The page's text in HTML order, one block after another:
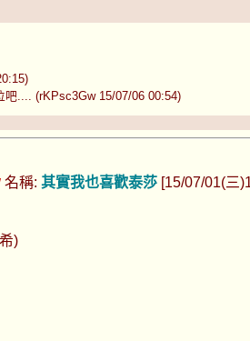
吧.... (rKPsc3Gw 15/07/06 00:54)
名稱: 其實我也喜歡泰莎[15/07/01(三
)